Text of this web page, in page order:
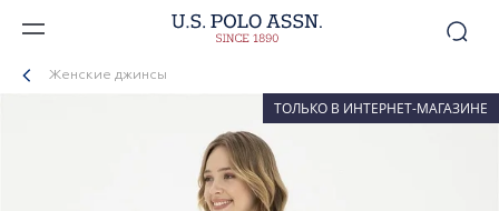
Женские джинсы
ТОЛЬКО В ИНТЕРНЕТ-МАГАЗИНЕ